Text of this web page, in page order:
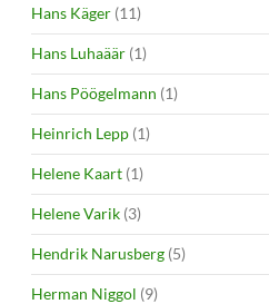
Hans Käger (11)
Hans Luhaäär (1)
Hans Pöögelmann (1)
Heinrich Lepp (1)
Helene Kaart (1)
Helene Varik (3)
Hendrik Narusberg (5)
Herman Niggol (9)